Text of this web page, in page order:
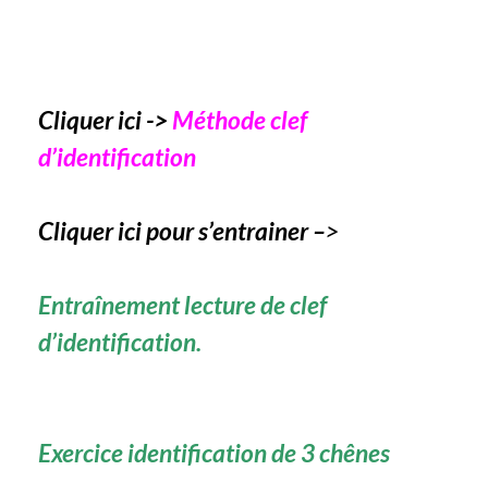
Cliquer ici -> Méthode clef
d’identification
Cliquer ici pour s’entrainer –>
Entraînement lecture de clef
d’identification.
Exercice identification de 3 chênes